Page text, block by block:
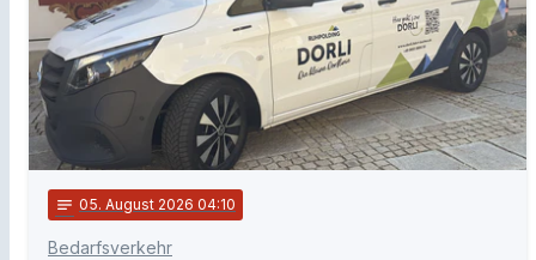
notes 05. August 2026 04:10
Bedarfsverkehr